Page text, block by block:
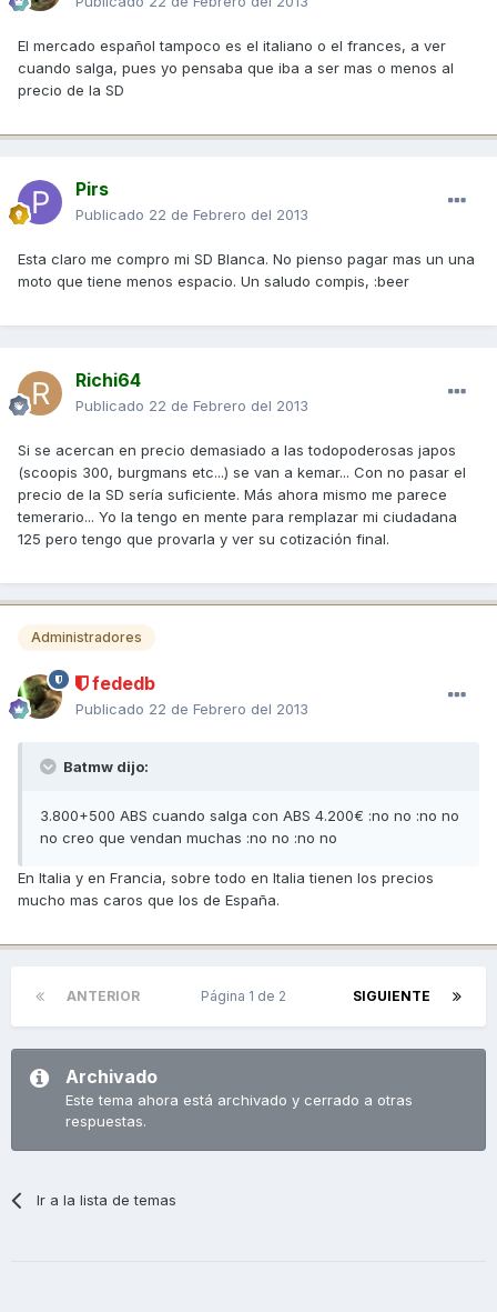
El mercado español tampoco es el italiano o el frances, a ver
cuando salga, pues yo pensaba que iba a ser mas o menos al
precio de la SD
Pirs
Publicado 22 de Febrero del 2013
Esta claro me compro mi SD Blanca. No pienso pagar mas un una
moto que tiene menos espacio. Un saludo compis, :beer
Richi64
Publicado 22 de Febrero del 2013
Si se acercan en precio demasiado a las todopoderosas japos
(scoopis 300, burgmans etc...) se van a kemar... Con no pasar el
precio de la SD sería suficiente. Más ahora mismo me parece
temerario... Yo la tengo en mente para remplazar mi ciudadana
125 pero tengo que provarla y ver su cotización final.
Administradores
fededb
Publicado 22 de Febrero del 2013
Batmw dijo:
3.800+500 ABS cuando salga con ABS 4.200€ :no no :no no
no creo que vendan muchas :no no :no no
En Italia y en Francia, sobre todo en Italia tienen los precios
mucho mas caros que los de España.
ANTERIOR SIGUIENTE
Página 1 de 2
Archivado
Este tema ahora está archivado y cerrado a otras
respuestas.
Ir a la lista de temas